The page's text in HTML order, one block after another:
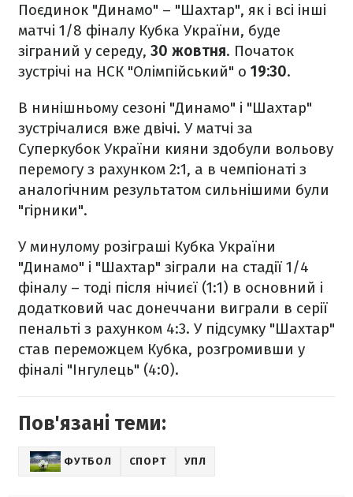
Поєдинок "Динамо" – "Шахтар", як і всі інші
матчі 1/8 фіналу Кубка України, буде
зіграний у середу, 30 жовтня. Початок
зустрічі на НСК "Олімпійський" о 19:30.
В нинішньому сезоні "Динамо" і "Шахтар"
зустрічалися вже двічі. У матчі за
Суперкубок України кияни здобули вольову
перемогу з рахунком 2:1, а в чемпіонаті з
аналогічним результатом сильнішими були
"гірники".
У минулому розіграші Кубка України
"Динамо" і "Шахтар" зіграли на стадії 1/4
фіналу – тоді після нічиєї (1:1) в основний і
додатковий час донеччани виграли в серії
пенальті з рахунком 4:3. У підсумку "Шахтар"
став переможцем Кубка, розгромивши у
фіналі "Інгулець" (4:0).
Пов'язані теми:
ФУТБОЛ СПОРТ УПЛ